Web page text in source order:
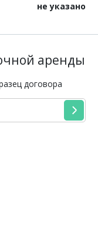
не указано
аренды
договора